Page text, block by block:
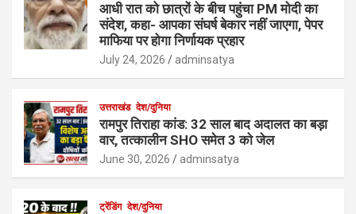
आधी रात को छात्रों के बीच पहुंचा PM मोदी का
संदेश, कहा- आपका संघर्ष बेकार नहीं जाएगा, पेपर
माफिया पर होगा निर्णायक प्रहार
July 24, 2026 adminsatya
उत्तराखंड देश/दुनिया
रामपुर तिराहा कांड: 32 साल बाद अदालत का बड़ा
वार, तत्कालीन SHO समेत 3 को जेल
June 30, 2026 adminsatya
ट्रेंडिंग देश/दुनिया